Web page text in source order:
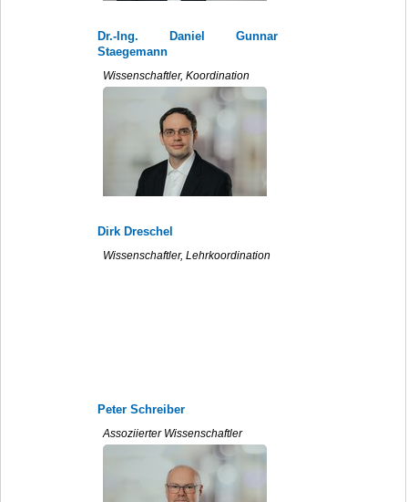
Dr.-Ing. Daniel Gunnar
Staegemann
Wissenschaftler, Koordination
Dirk Dreschel
Wissenschaftler, Lehrkoordination
Peter Schreiber
Assoziierter Wissenschaftler